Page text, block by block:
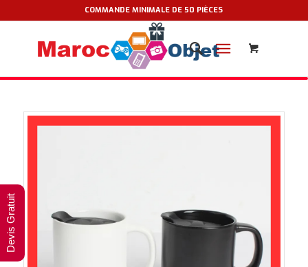
COMMANDE MINIMALE DE 50 PIÈCES
Devis Gratuit